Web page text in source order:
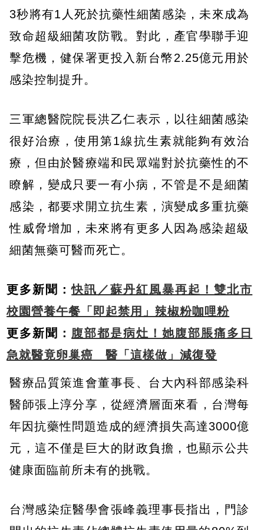
3秒將有1人死於抗藥性細菌感染，未來成為
致命超級細菌攻防戰。對此，產官學聯手迎
擊危機，健保署更投入新台幣2.25億元用於
感染控制提升。
三軍總醫院院長洪乙仁表示，以往細菌感染
很好治療，使用第1線抗生素就能夠有效治
療，但由於醫療端和民眾端對於抗藥性的不
瞭解，變成只要一有小病，不管是不是細菌
感染，都要求開立抗生素，演變成多重抗藥
性威脅增加，未來將有更多人因為感染超級
細菌無藥可醫而死亡。
更多新聞：快訊／蘇丹紅風暴再起！雙北市
校園營養午餐「即起禁用」辣椒粉咖哩粉
更多新聞： 腹部都是病灶！她腹部脹痛多日
急就醫竟卵巢癌 醫「這樣做」減復發
醫療品質策進會董事長、台大內科部感染科
醫師張上淳分享，從經濟層面來看，台灣每
年因抗藥性問題造成的經濟損失高達3000億
元，這不僅是巨大的財政負擔，也顯示公共
健康面臨前所未有的挑戰。
台灣感染症醫學會張峰義理事長指出，門診